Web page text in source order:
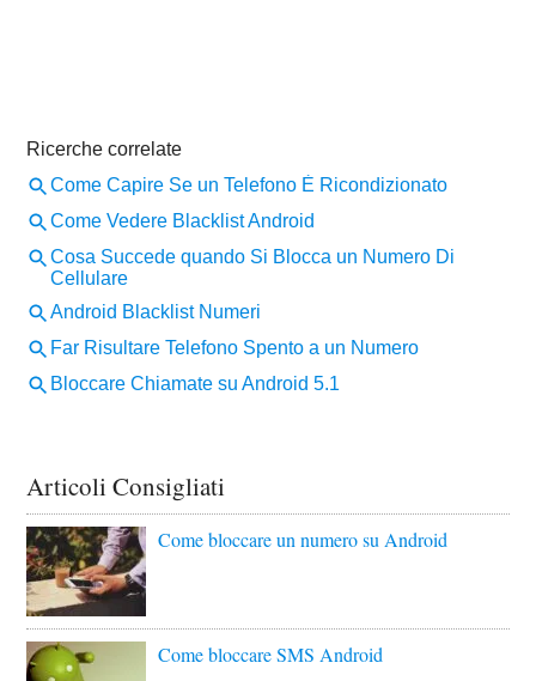
Articoli Consigliati
Come bloccare un numero su Android
Come bloccare SMS Android